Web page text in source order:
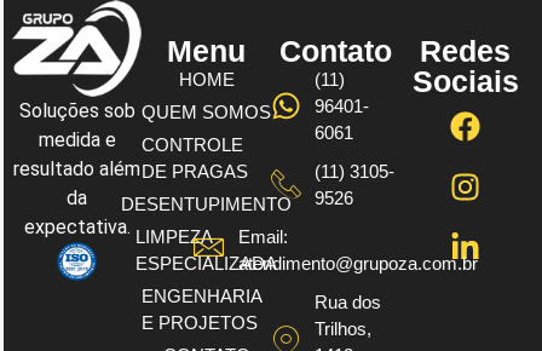
Soluções sob
medida e
resultado além
da
expectativa.
Menu
HOME
QUEM SOMOS
CONTROLE
DE PRAGAS
DESENTUPIMENTO
LIMPEZA
ESPECIALIZADA
ENGENHARIA
E PROJETOS
Redes
Sociais
Contato
(11)
96401-
6061
(11) 3105-
9526
Email:
atendimento@grupoza.com.br
Rua dos
Trilhos,